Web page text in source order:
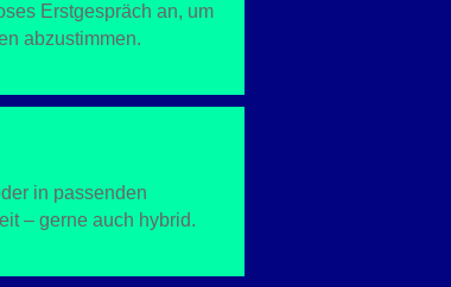
Erstgespräch an, um
abzustimmen.
in passenden
– gerne auch hybrid.